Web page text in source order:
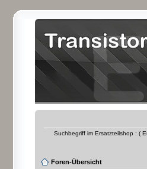
Suchbegriff im Ersatzteilshop : (
Foren-Übersicht